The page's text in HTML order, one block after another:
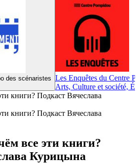
des scénaristes Les Enquêtes du Centre
Arts, Culture et société,
книги? Подкаст Вячеслава
книги? Подкаст Вячеслава
все эти книги?
Курицына